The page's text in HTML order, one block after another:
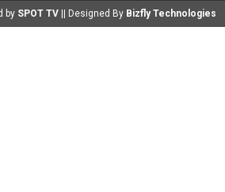
by SPOT TV || Designed By Bizfly Technologies